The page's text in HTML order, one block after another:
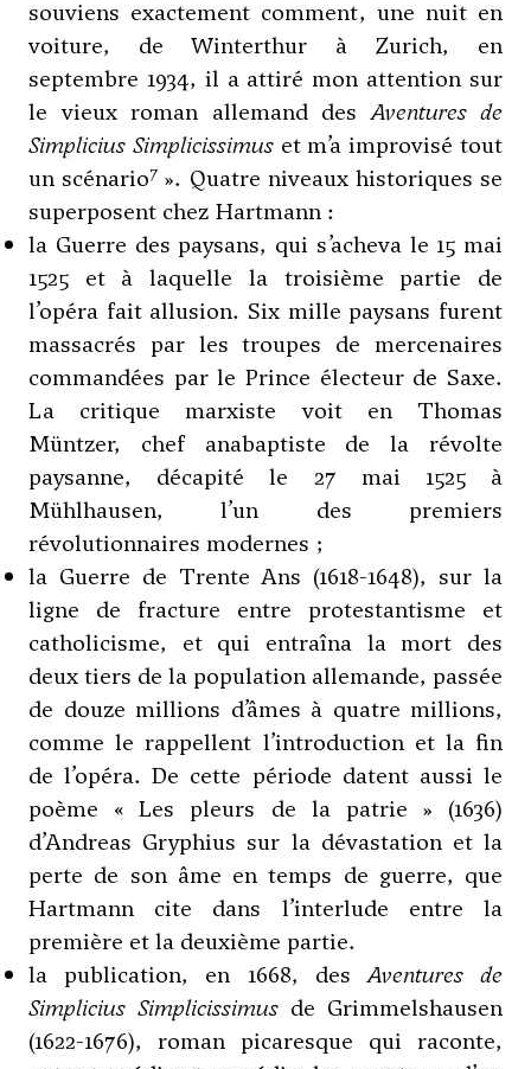
souviens exactement comment, une nuit en
voiture, de Winterthur à Zurich, en
septembre 1934, il a attiré mon attention sur
le vieux roman allemand desAventures de
Simplicius Simplicissimuset m’a improvisé tout
un scénario7 ». Quatre niveaux historiques se
superposent chez Hartmann :
la Guerre des paysans, qui s’acheva le 15 mai
1525 et à laquelle la troisième partie de
l’opéra fait allusion. Six mille paysans furent
massacrés par les troupes de mercenaires
commandées par le Prince électeur de Saxe.
La critique marxiste voit en Thomas
Müntzer, chef anabaptiste de la révolte
paysanne, décapité le 27 mai 1525 à
Mühlhausen, l’un des premiers
révolutionnaires modernes ;
la Guerre de Trente Ans (1618-1648), sur la
ligne de fracture entre protestantisme et
catholicisme, et qui entraîna la mort des
deux tiers de la population allemande, passée
de douze millions d’âmes à quatre millions,
comme le rappellent l’introduction et la fin
de l’opéra. De cette période datent aussi le
poème « Les pleurs de la patrie » (1636)
d’Andreas Gryphius sur la dévastation et la
perte de son âme en temps de guerre, que
Hartmann cite dans l’interlude entre la
première et la deuxième partie.
la publication, en 1668, desAventures de
Simplicius Simplicissimus de Grimmelshausen
(1622-1676), roman picaresque qui raconte,